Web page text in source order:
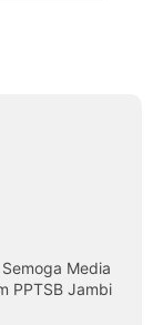
Media
PPTSB Jambi